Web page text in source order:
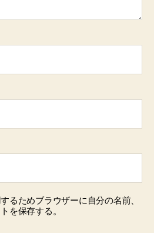
るためブラウザーに自分の名前、
を保存する。